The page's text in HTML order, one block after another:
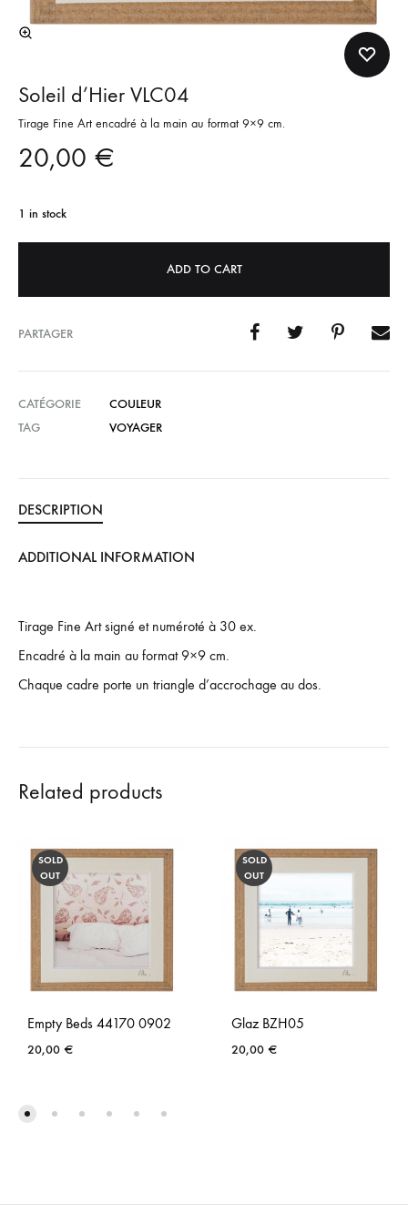
Soleil d’Hier VLC04
Tirage Fine Art encadré à la main au format 9×9 cm.
20,00 €
1 in stock
ADD TO CART
PARTAGER
CATÉGORIE
COULEUR
TAG
VOYAGER
DESCRIPTION
ADDITIONAL INFORMATION
Tirage Fine Art signé et numéroté à 30 ex.
Encadré à la main au format 9×9 cm.
Chaque cadre porte un triangle d’accrochage au dos.
Related products
SOLD
OUT
Empty Beds 44170 0902
20,00 €
SOLD
OUT
Glaz BZH05
20,00 €